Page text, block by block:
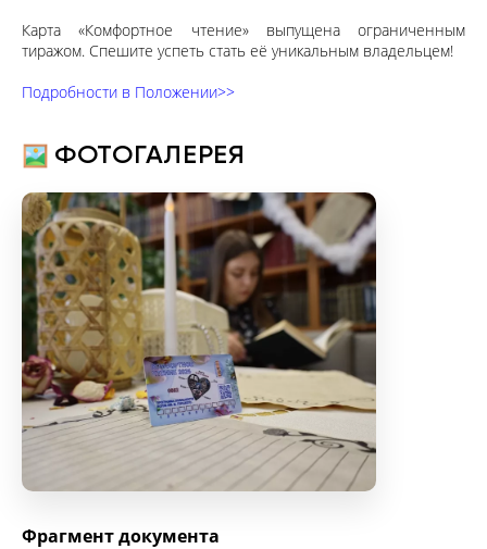
Карта «Комфортное чтение» выпущена ограниченным
тиражом. Спешите успеть стать её уникальным владельцем!
Подробности в Положении>>
ФОТОГАЛЕРЕЯ
Фрагмент документа